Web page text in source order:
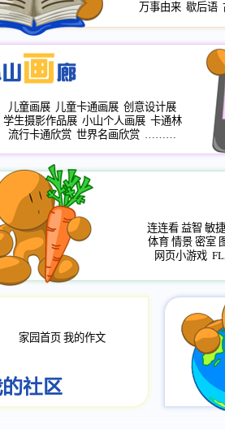
万事由来 歇后语
儿童画展 儿童卡通画展 创意设计展
学生摄影作品展 小山个人画展 卡通林
流行卡通欣赏 世界名画欣赏 ………
连连看 益智 敏捷
体育 情景 密室
网页小游戏
家园首页 我的作文